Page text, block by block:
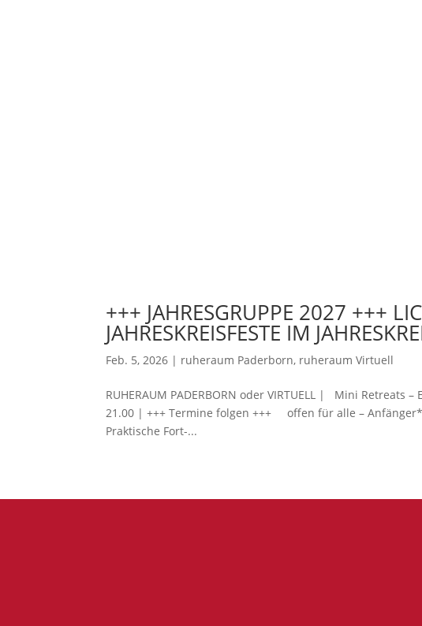
+++ JAHRESGRUPPE 2027 +++
JAHRESKREISFESTE IM
Feb. 5, 2026 | ruheraum Paderborn, ruheraum Virtuell
RUHERAUM PADERBORN oder VIRTUELL | Mini
21.00 | +++ Termine folgen +++ offen für alle –
Praktische Fort-...